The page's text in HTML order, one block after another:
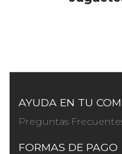
AYUDA EN TU
Preguntas
FORMAS DE PAGO